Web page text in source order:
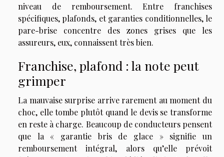
niveau de remboursement. Entre franchises
spécifiques, plafonds, et garanties conditionnelles, le
pare-brise concentre des zones grises que les
assureurs, eux, connaissent très bien.
Franchise, plafond : la note peut
grimper
La mauvaise surprise arrive rarement au moment du
choc, elle tombe plutôt quand le devis se transforme
en reste à charge. Beaucoup de conducteurs pensent
que la « garantie bris de glace » signifie un
remboursement intégral, alors qu’elle prévoit